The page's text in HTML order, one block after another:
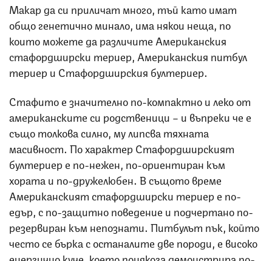
Макар да си приличат много, тъй като имат
общо генетично минало, има някои неща, по
които можете да различите Американския
стафордширски териер, Американския питбул
териер и Стафордширския бултериер.
Стафито е значително по-компактно и леко от
американските си родственици – и въпреки че е
също толкова силно, му липсва тяхната
масивност. По характер Стафордширският
бултериер е по-нежен, по-ориентиран към
хората и по-дружелюбен. В същото време
Американският стафордширски териер е по-
едър, с по-защитно поведение и подчертано по-
резервиран към непознати. Питбулът пък, който
често се бърка с останалите две породи, е високо